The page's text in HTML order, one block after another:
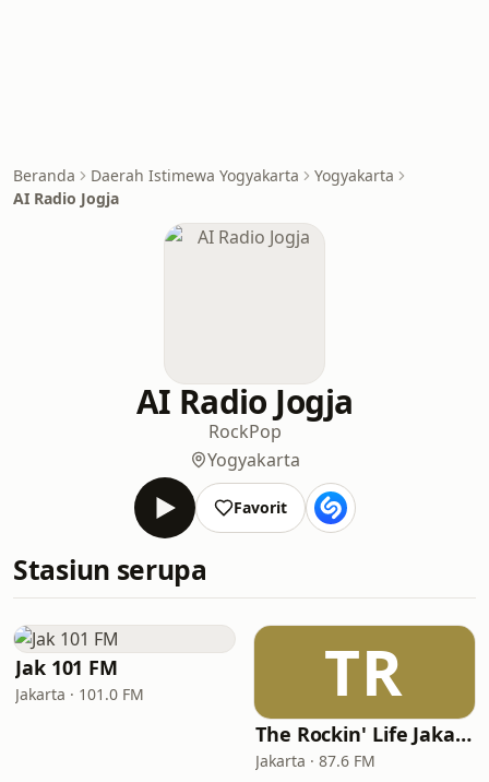
Beranda Daerah Istimewa Yogyakarta
Yogyakarta
AI Radio Jogja
AI Radio Jogja
RockPop
Yogyakarta
Favorit
Stasiun serupa
Jak 101 FM
Jakarta · 101.0 FM TR
The Rockin' Life Jakarta (TRL FM)
Jakarta · 87.6 FM